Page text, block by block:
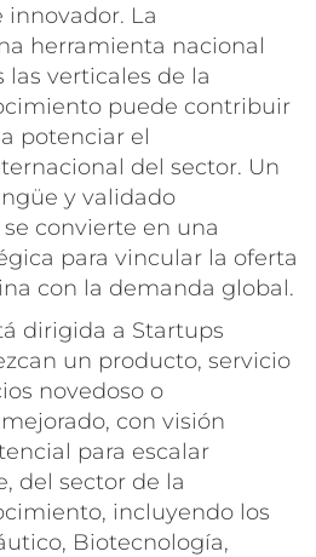
innovador. La
herramienta nacional
verticales de la
puede contribuir
potenciar el
del sector. Un
y validado
convierte en una
para vincular la oferta
con la demanda global.
dirigida a Startups
un producto, servicio
novedoso o
con visión
para escalar
del sector de la
incluyendo los
Biotecnología,